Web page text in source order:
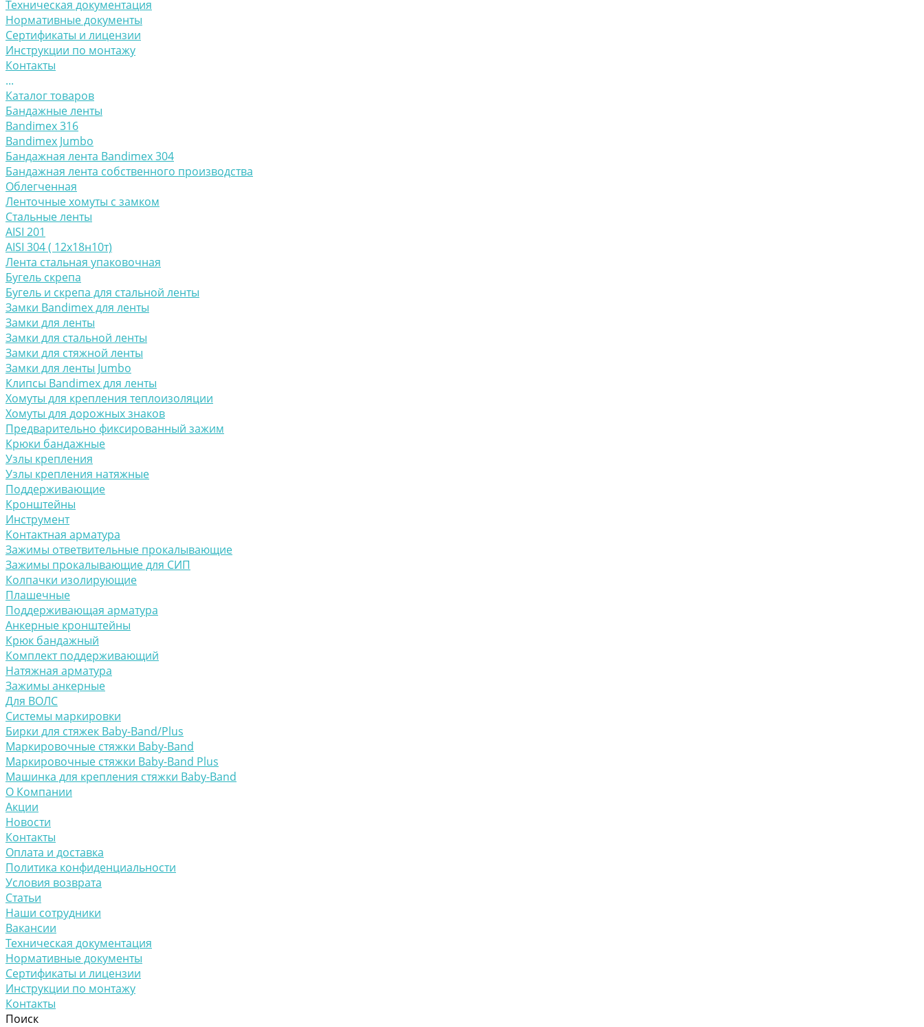
Техническая документация
Нормативные документы
Сертификаты и лицензии
Инструкции по монтажу
Контакты
...
Каталог товаров
Бандажные ленты
Bandimex 316
Bandimex Jumbo
Бандажная лента Bandimex 304
Бандажная лента собственного производства
Облегченная
Ленточные хомуты с замком
Стальные ленты
AISI 201
AISI 304 ( 12х18н10т)
Лента стальная упаковочная
Бугель скрепа
Бугель и скрепа для стальной ленты
Замки Bandimex для ленты
Замки для ленты
Замки для стальной ленты
Замки для стяжной ленты
Замки для ленты Jumbo
Клипсы Bandimex для ленты
Хомуты для крепления теплоизоляции
Хомуты для дорожных знаков
Предварительно фиксированный зажим
Крюки бандажные
Узлы крепления
Узлы крепления натяжные
Поддерживающие
Кронштейны
Инструмент
Контактная арматура
Зажимы ответвительные прокалывающие
Зажимы прокалывающие для СИП
Колпачки изолирующие
Плашечные
Поддерживающая арматура
Анкерные кронштейны
Крюк бандажный
Комплект поддерживающий
Натяжная арматура
Зажимы анкерные
Для ВОЛС
Системы маркировки
Бирки для стяжек Baby-Band/Plus
Маркировочные стяжки Baby-Band
Маркировочные стяжки Baby-Band Plus
Машинка для крепления стяжки Baby-Band
О Компании
Акции
Новости
Контакты
Оплата и доставка
Политика конфиденциальности
Условия возврата
Статьи
Наши сотрудники
Вакансии
Техническая документация
Нормативные документы
Сертификаты и лицензии
Инструкции по монтажу
Контакты
Поиск